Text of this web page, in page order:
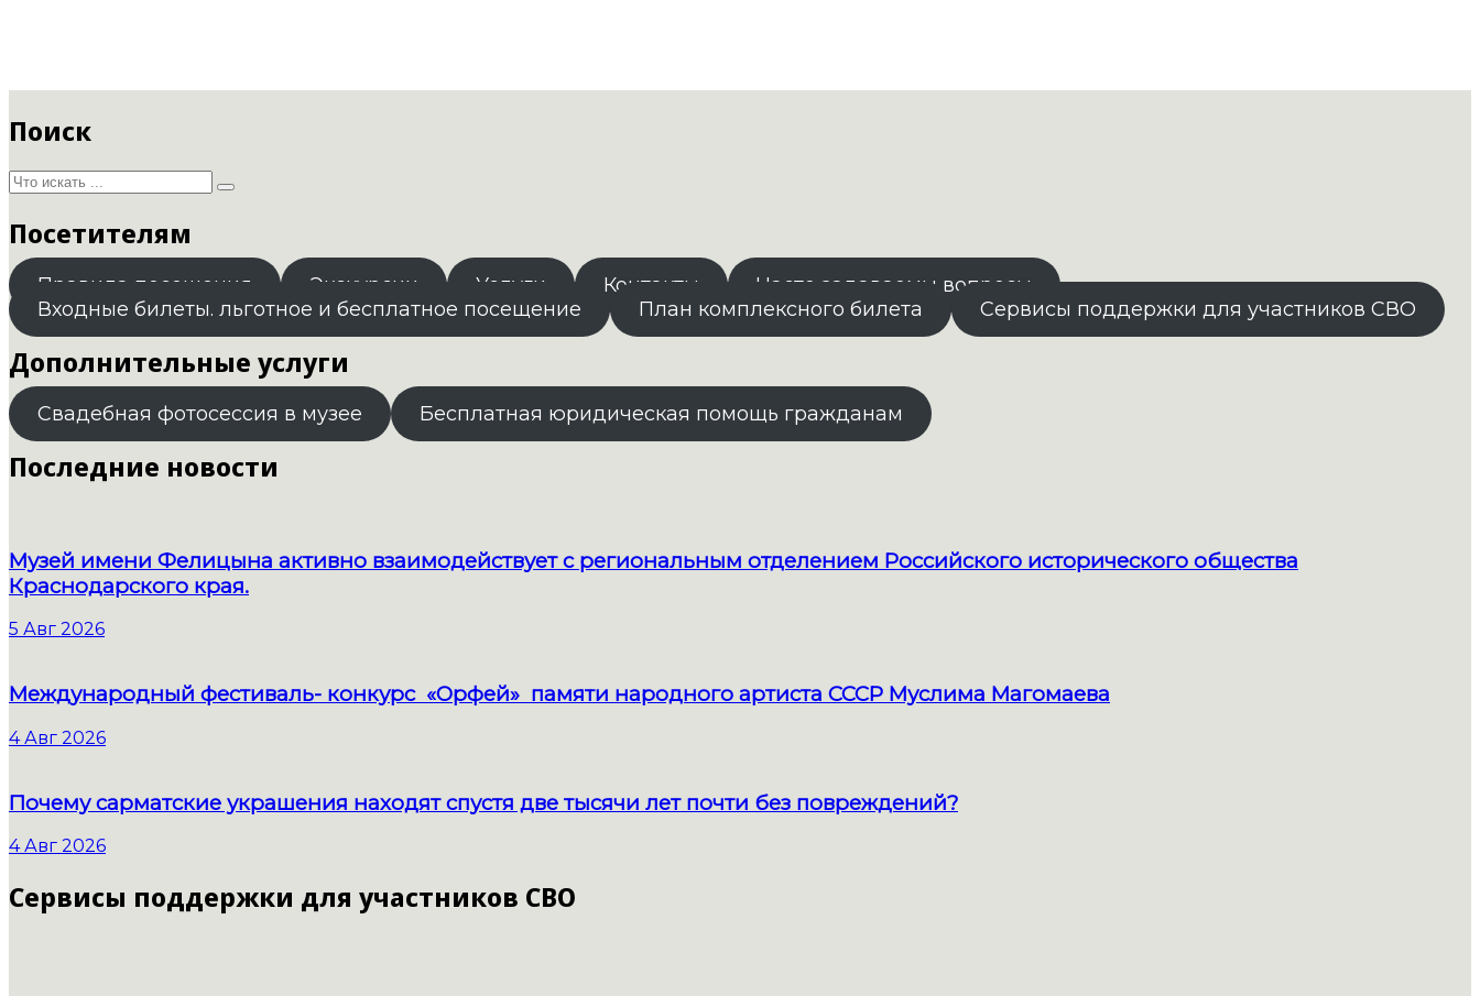
Поиск
Посетителям
Правила посещения Экскурсии Услуги Контакты
Часто задаваемы вопросы
Входные билеты. льготное и бесплатное посещение
План комплексного билета Сервисы поддержки для участников СВО
Дополнительные услуги
Свадебная фотосессия в музее Бесплатная юридическая помощь гражданам
Последние новости
Музей имени Фелицына активно взаимодействует с региональным отделением Российского исторического общества
Краснодарского края.
5 Авг 2026
Международный фестиваль- конкурс «Орфей» памяти народного артиста СССР Муслима Магомаева
4 Авг 2026
Почему сарматские украшения находят спустя две тысячи лет почти без повреждений?
4 Авг 2026
Сервисы поддержки для участников СВО